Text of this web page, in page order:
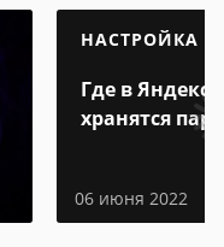
НАСТРОЙКА
Где в Яндекс
хранятся
06 июня 2022